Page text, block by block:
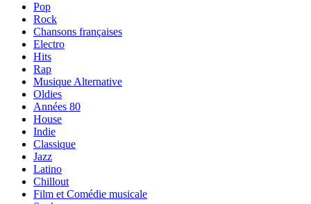
Pop
Rock
Chansons françaises
Electro
Hits
Rap
Musique Alternative
Oldies
Années 80
House
Indie
Classique
Jazz
Latino
Chillout
Film et Comédie musicale